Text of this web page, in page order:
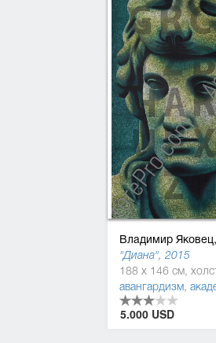
Владимир Яковец,
"Диана", 2015
авангардизм,
5.000 USD